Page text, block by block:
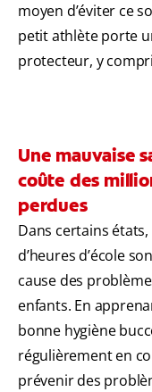
moyen d’éviter ce
petit athlète porte
protecteur, y
Une mauvaise
coûte des
perdues
Dans certains
d’heures d’école
cause des
enfants. En
bonne hygiène
régulièrement en
prévenir des